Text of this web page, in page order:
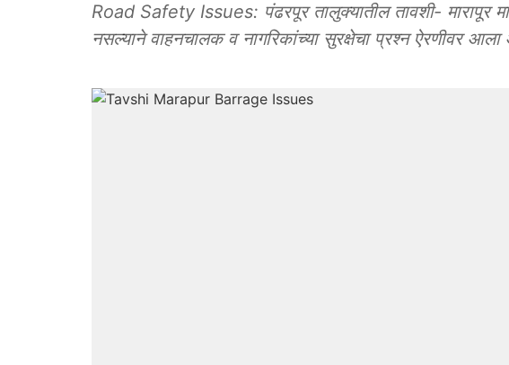
Road Safety Issues: पंढरपूर तालुक्यातील तावशी- मारापूर
नसल्याने वाहनचालक व नागरिकांच्या सुरक्षेचा प्रश्न ऐरणीवर